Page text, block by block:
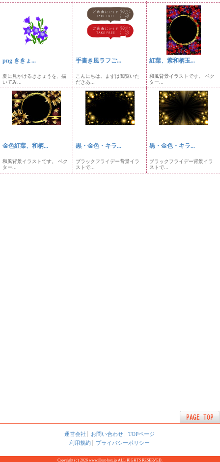
png ききょ...
夏に見かけるききょうを、描
いてみ...
手書き風ラフご...
こんにちは。まずは閲覧いた
だきあ...
紅葉、紫和柄玉...
和風背景イラストです。 ベク
ター...
金色紅葉、和柄...
和風背景イラストです。 ベク
ター...
黒・金色・キラ...
ブラックフライデー背景イラ
ストで...
黒・金色・キラ...
ブラックフライデー背景イラ
ストで...
運営会社 お問い合わせ
TOPページ
利用規約
プライバシーポリシー
Copyright (c) 2026 www.illust-box.jp ALL RIGHTS RESERVED.